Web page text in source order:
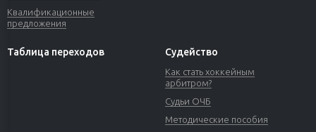
Квалификационные
предложения
Таблица переходов Судейство
Как стать хоккейным
арбитром?
Судьи ОЧБ
Методические пособия